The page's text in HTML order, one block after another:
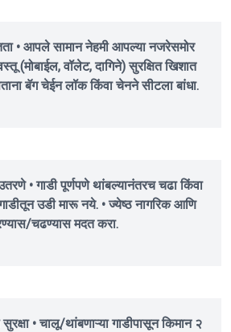
• आपले सामान नेहमी आपल्या नजरेसमोर
(मोबाईल, वॉलेट, दागिने) सुरक्षित खिशात
बॅग चेईन लॉक किंवा चेनने सीटला बांधा.
• गाडी पूर्णपणे थांबल्यानंतरच चढा किंवा
उडी मारू नये. • ज्येष्ठ नागरिक आणि
चढण्यास मदत करा.
• चालू/थांबणाऱ्या गाडीपासून किमान २